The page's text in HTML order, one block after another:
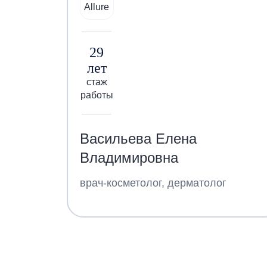
29
лет
стаж
работы
Васильева Елена
Владимировна
врач-косметолог, дерматолог